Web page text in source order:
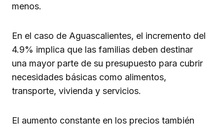
menos.
En el caso de Aguascalientes, el incremento del
4.9% implica que las familias deben destinar
una mayor parte de su presupuesto para cubrir
necesidades básicas como alimentos,
transporte, vivienda y servicios.
El aumento constante en los precios también